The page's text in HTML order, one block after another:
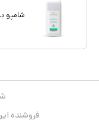
شامپو
فروشنده